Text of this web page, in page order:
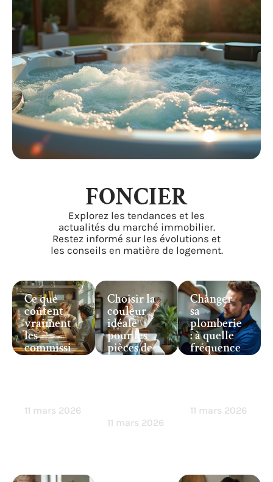
FONCIER
Explorez les tendances et les
actualités du marché immobilier.
Restez informé sur les évolutions et
les conseils en matière de logement.
Ce que
coûtent
vraiment
les
commissi
ons des
11 mars 2026
Choisir la
couleur
idéale
pour les
pièces de
votre
11 mars 2026
Changer
sa
plomberie
: à quelle
fréquence
faut-il
11 mars 2026